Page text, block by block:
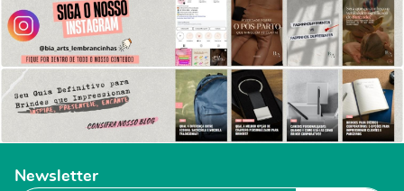
Newsletter